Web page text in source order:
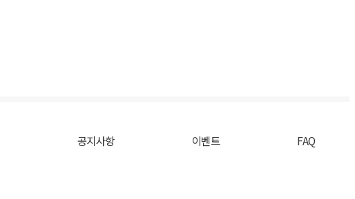
공지사항 이벤트 FAQ